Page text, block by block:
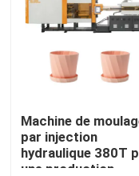
machine à
Machine de
par injection
hydraulique 380T
une production